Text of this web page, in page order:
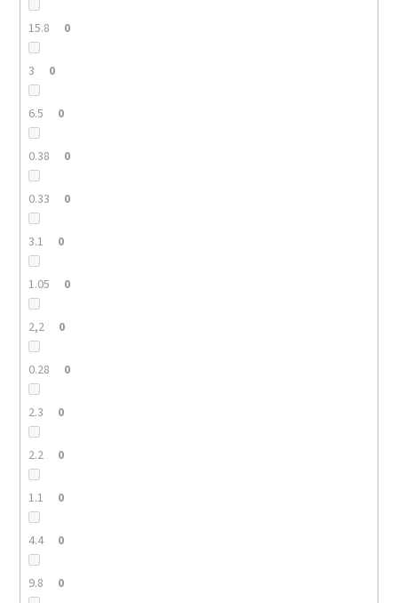
15.8 0
3 0
6.5 0
0.38 0
0.33 0
3.1 0
1.05 0
2,2 0
0.28 0
2.3 0
2.2 0
1.1 0
4.4 0
9.8 0